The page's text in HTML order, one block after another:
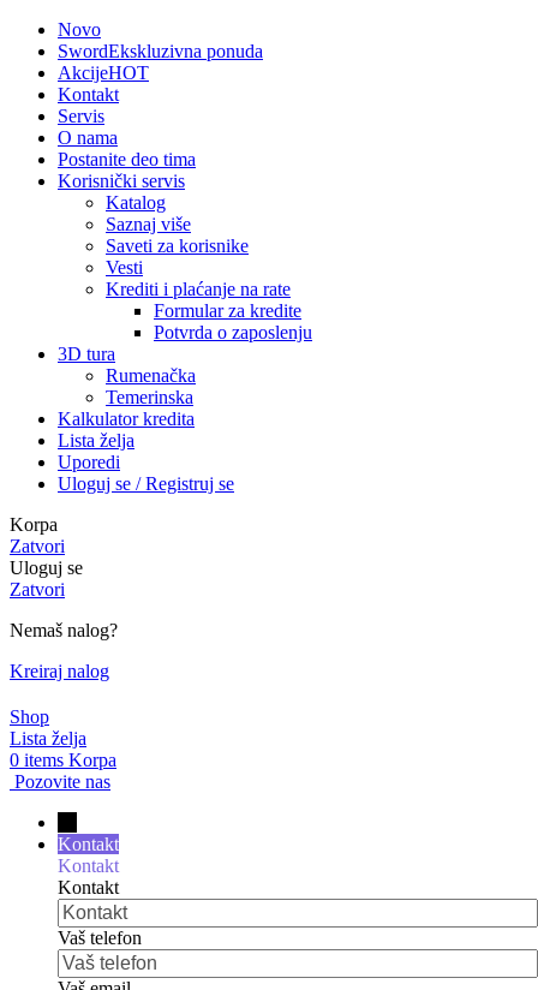
Novo
SwordEkskluzivna ponuda
AkcijeHOT
Kontakt
Servis
O nama
Postanite deo tima
Korisnički servis
Katalog
Saznaj više
Saveti za korisnike
Vesti
Krediti i plaćanje na rate
Formular za kredite
Potvrda o zaposlenju
3D tura
Rumenačka
Temerinska
Kalkulator kredita
Lista želja
Uporedi
Uloguj se / Registruj se
Korpa
Zatvori
Uloguj se
Zatvori
Nemaš nalog?
Kreiraj nalog
Shop
Lista želja
0 items Korpa
Pozovite nas
Kontakt
Kontakt
Kontakt
Vaš telefon